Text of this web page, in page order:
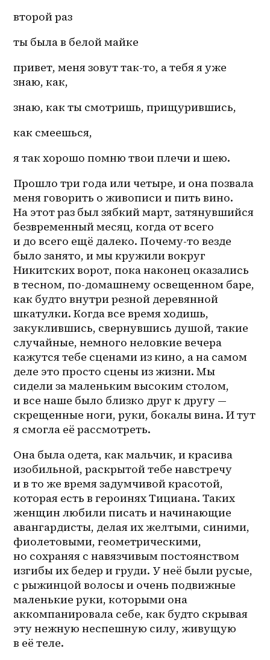
второй раз
ты была в белой майке
привет, меня зовут так-то, а тебя я уже
знаю, как,
знаю, как ты смотришь, прищурившись,
как смеешься,
я так хорошо помню твои плечи и шею.
Прошло три года или четыре, и она позвала
меня говорить о живописи и пить вино.
На этот раз был зябкий март, затянувшийся
безвременный месяц, когда от всего
и до всего ещё далеко. Почему-то везде
было занято, и мы кружили вокруг
Никитских ворот, пока наконец оказались
в тесном, по-домашнему освещенном баре,
как будто внутри резной деревянной
шкатулки. Когда все время ходишь,
закуклившись, свернувшись душой, такие
случайные, немного неловкие вечера
кажутся тебе сценами из кино, а на самом
деле это просто сцены из жизни. Мы
сидели за маленьким высоким столом,
и все наше было близко друг к другу —
скрещенные ноги, руки, бокалы вина. И тут
я смогла её рассмотреть.
Она была одета, как мальчик, и красива
изобильной, раскрытой тебе навстречу
и в то же время задумчивой красотой,
которая есть в героинях Тициана. Таких
женщин любили писать и начинающие
авангардисты, делая их желтыми, синими,
фиолетовыми, геометрическими,
но сохраняя с навязчивым постоянством
изгибы их бедер и груди. У неё были русые,
с рыжинцой волосы и очень подвижные
маленькие руки, которыми она
аккомпанировала себе, как будто скрывая
эту нежную неспешную силу, живущую
в её теле.